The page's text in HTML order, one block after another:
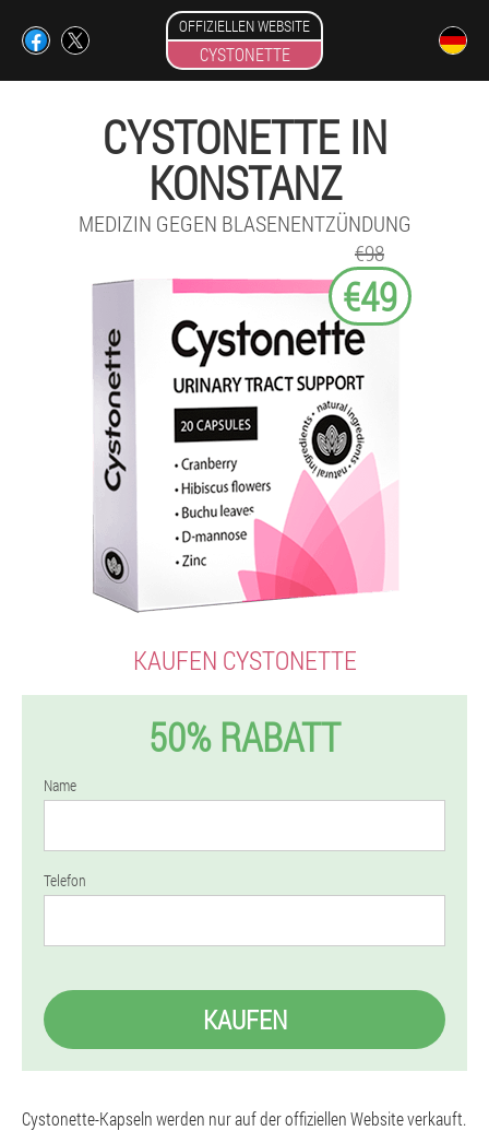
OFFIZIELLEN WEBSITE
CYSTONETTE
CYSTONETTE IN
KONSTANZ
MEDIZIN GEGEN BLASENENTZÜNDUNG
€98
€49
KAUFEN CYSTONETTE
50% RABATT
Name
Telefon
KAUFEN
Cystonette-Kapseln werden nur auf der offiziellen Website verkauft.